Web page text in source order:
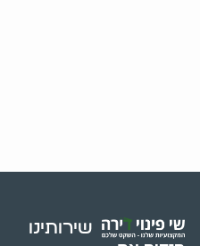
שירותינו